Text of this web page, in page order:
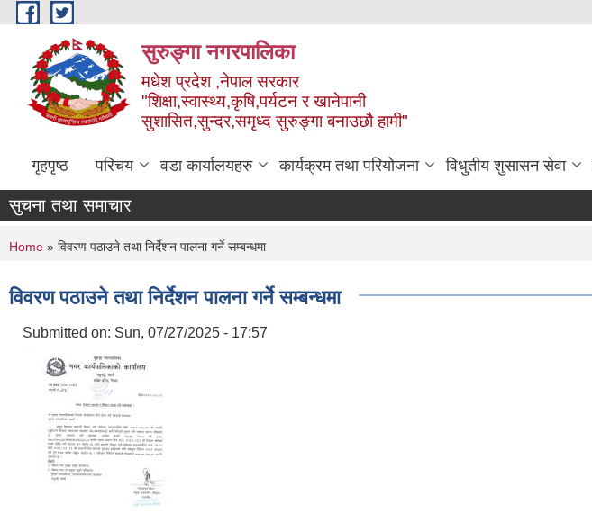
Skip to main content
सुरुङ्‍गा नगरपालिका
मधेश प्रदेश ,नेपाल सरकार
"शिक्षा,स्वास्थ्य,कृषि,पर्यटन र खानेपानी
सुशासित,सुन्दर,समृध्द सुरुङ्गा बनाउछौ हामी"
गृहपृष्ठ परिचय वडा कार्यालयहरु कार्यक्रम तथा परियोजना विधुतीय शुसासन सेवा
सुचना तथा समाचार
You are here
Home » विवरण पठाउने तथा निर्देशन पालना गर्ने सम्बन्धमा
विवरण पठाउने तथा निर्देशन पालना गर्ने सम्बन्धमा
Submitted on: Sun, 07/27/2025 - 17:57